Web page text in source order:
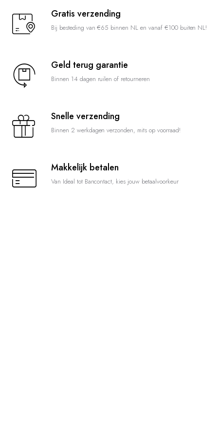
Gratis verzending
Bij besteding van €65 binnen NL en vanaf €100 buiten NL!
Geld terug garantie
Binnen 14 dagen ruilen of retourneren
Snelle verzending
Binnen 2 werkdagen verzonden, mits op voorraad!
Makkelijk betalen
Van Ideal tot Bancontact, kies jouw betaalvoorkeur